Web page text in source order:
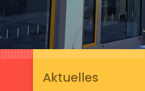
Aktuelles